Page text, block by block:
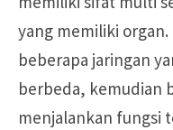
yang memiliki
beberapa jaringan
berbeda, kemudian
menjalankan fungsi